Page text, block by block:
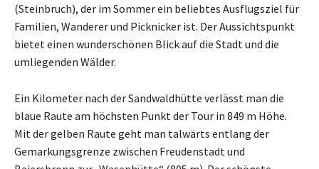
(Steinbruch), der im Sommer ein beliebtes Ausflugsziel für
Familien, Wanderer und Picknicker ist. Der Aussichtspunkt
bietet einen wunderschönen Blick auf die Stadt und die
umliegenden Wälder.
Ein Kilometer nach der Sandwaldhütte verlässt man die
blaue Raute am höchsten Punkt der Tour in 849 m Höhe.
Mit der gelben Raute geht man talwärts entlang der
Gemarkungsgrenze zwischen Freudenstadt und